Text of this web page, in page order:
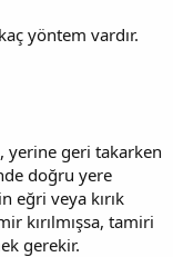
yöntem vardır.
yerine geri takarken
doğru yere
eğri veya kırık
kırılmışsa, tamiri
gerekir.